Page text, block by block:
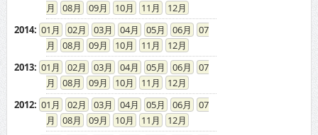
08
09 10 11
12
2014: 01 02 03 04 05 06
07
08
09 10 11
12
2013: 01 02 03 04 05 06
07
08
09 10 11
12
2012: 01 02 03 04 05 06
07
08
09 10 11
12